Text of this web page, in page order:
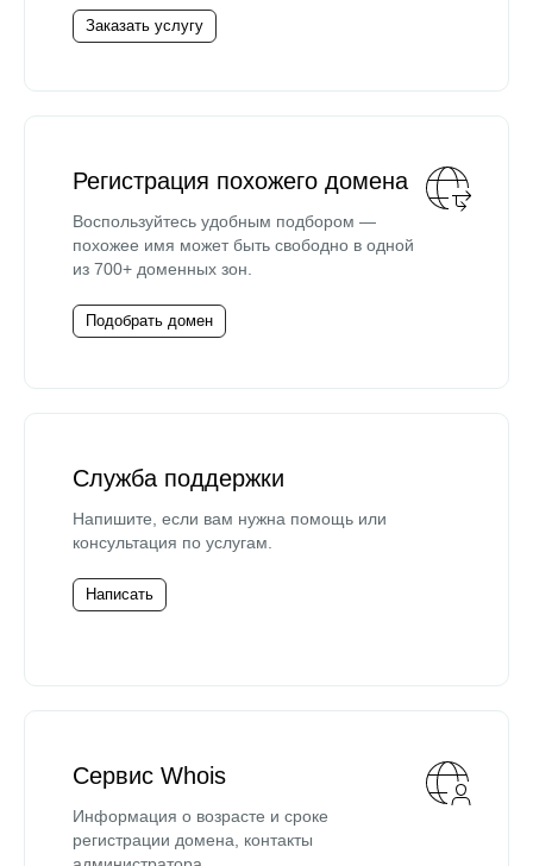
Заказать услугу
Регистрация похожего домена
Воспользуйтесь удобным подбором —
похожее имя может быть свободно в одной
из 700+ доменных зон.
Подобрать домен
Служба поддержки
Напишите, если вам нужна помощь или
консультация по услугам.
Написать
Сервис Whois
Информация о возрасте и сроке
регистрации домена, контакты